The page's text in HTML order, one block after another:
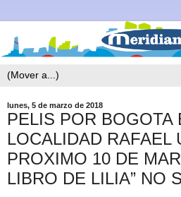
lunes, 5 de marzo de 2018
PELIS POR BOGOTA
LOCALIDAD RAFAEL
PROXIMO 10 DE
LIBRO DE LILIA” NO